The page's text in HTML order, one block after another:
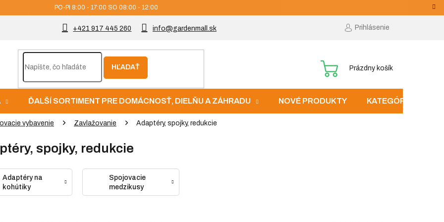
PO-PI 8:00 - 17:00 SO 08:00 - 12:00
+421 917 445 260 info@gardenmall.sk Prihlásenie
HĽADAŤ
NÁKUPNÝ
Prázdny košík
ĎALŠÍ SORTIMENT PRE DOMÁCNOSŤ, DIELŇU A ZÁHRADU NOVÉ PRODUKTY KATEGÓRIE
vybavenie Zavlažovanie Adaptéry, spojky, redukcie
spojky, redukcie
Adaptéry na
kohútiky
Spojovacie
medzikusy